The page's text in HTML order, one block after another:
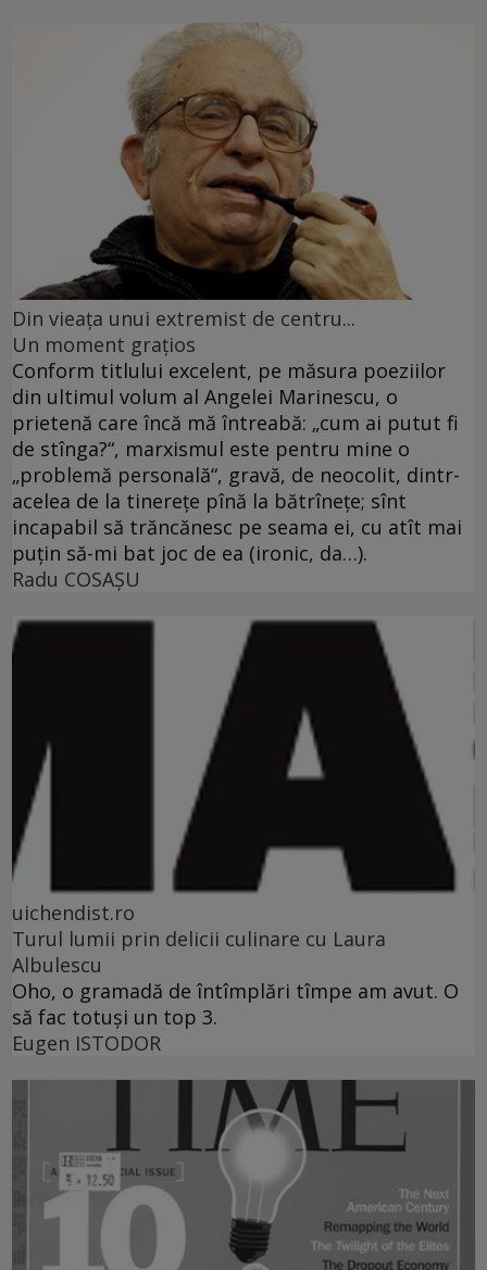
Din vieaţa unui extremist de centru...
Un moment graţios
Conform titlului excelent, pe măsura poeziilor
din ultimul volum al Angelei Marinescu, o
prietenă care încă mă întreabă: „cum ai putut fi
de stînga?“, marxismul este pentru mine o
„problemă personală“, gravă, de neocolit, dintr-
acelea de la tinereţe pînă la bătrîneţe; sînt
incapabil să trăncănesc pe seama ei, cu atît mai
puţin să-mi bat joc de ea (ironic, da…).
Radu COSAŞU
uichendist.ro
Turul lumii prin delicii culinare cu Laura
Albulescu
Oho, o gramadă de întîmplări tîmpe am avut. O
să fac totuşi un top 3.
Eugen ISTODOR